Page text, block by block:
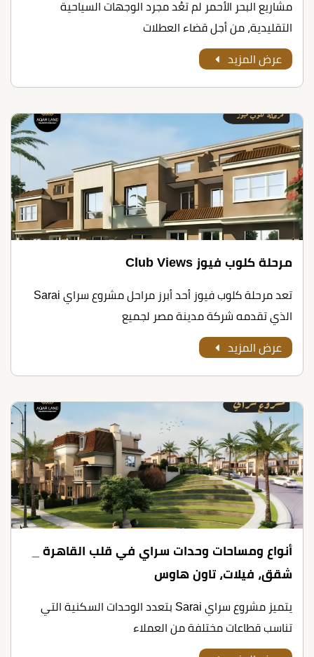
مشاريع البحر الأحمر لم تعُد مجرد الوجهات السياحية
التقليدية، من أجل قضاء العطلات
عرض المزيد
مرحلة كلوب فيوز Club Views
تعد مرحلة كلوب فيوز أحد أبرز مراحل مشروع سراي Sarai
الذي تقدمه شركة مدينة مصر لجميع
عرض المزيد
أنواع ومساحات وحدات سراي في قلب القاهرة _
شقق، فيلات، تاون هاوس
يتميز مشروع سراي Sarai بتعدد الوحدات السكنية التي
تناسب قطاعات مختلفة من العملاء